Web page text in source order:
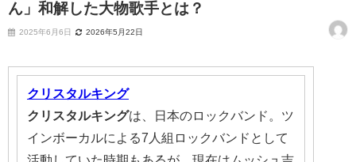
ん」和解した大物歌手とは？
2025年6月6日 2026年5月22日
クリスタルキング
クリスタルキングは、日本のロックバンド。ツ
インボーカルによる7人組ロックバンドとして
活動していた時期もあるが、現在はムッシュ吉